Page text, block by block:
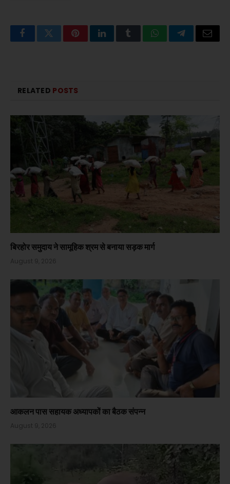
FacebookTwitterPinterestLinkedInTumblrWhatsAppTelegramEmail
RELATED POSTS
बिरहोर समुदाय ने सामूहिक श्रम से बनाया सड़क मार्ग
August 9, 2026
आकलन पास सहायक अध्यापकों का बैठक संपन्न
August 9, 2026